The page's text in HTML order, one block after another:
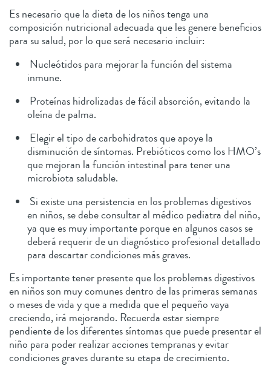
Es necesario que la dieta de los niños tenga una
composición nutricional adecuada que les genere beneficios
para su salud, por lo que será necesario incluir:
Nucleótidos para mejorar la función del sistema
inmune.
Proteínas hidrolizadas de fácil absorción, evitando la
oleína de palma.
Elegir el tipo de carbohidratos que apoye la
disminución de síntomas. Prebióticos como los HMO’s
que mejoran la función intestinal para tener una
microbiota saludable.
Si existe una persistencia en los problemas digestivos
en niños, se debe consultar al médico pediatra del niño,
ya que es muy importante porque en algunos casos se
deberá requerir de un diagnóstico profesional detallado
para descartar condiciones más graves.
Es importante tener presente que los problemas digestivos
en niños son muy comunes dentro de las primeras semanas
o meses de vida y que a medida que el pequeño vaya
creciendo, irá mejorando. Recuerda estar siempre
pendiente de los diferentes síntomas que puede presentar el
niño para poder realizar acciones tempranas y evitar
condiciones graves durante su etapa de crecimiento.